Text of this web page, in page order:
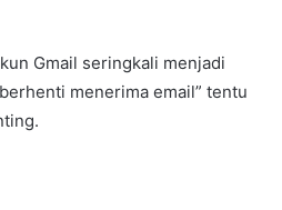
Gmail seringkali menjadi
menerima email” tentu